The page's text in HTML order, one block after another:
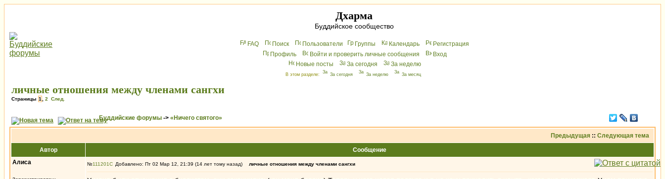
Дхарма
Буддийское сообщество
FAQ Поиск Пользователи Группы Календарь
Peгиcтрaция
Профиль
Войти и проверить личные сообщения
Вхoд
Новые посты
За сегодня За неделю
В этом разделе: За сегодня За неделю За месяц
личные отношения между членами сангхи
Страницы 1 2 След.
Буддийские форумы -> «Ничего святого»
Предыдущая :: Следующая тема
Автор
Сообщение
Алиса
№111201 Добавлено: Пт 02 Мар 12, 21:39 (14 лет тому назад) личные отношения между членами сангхи